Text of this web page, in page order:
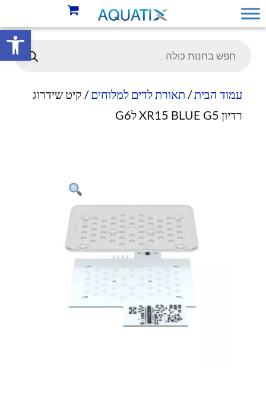
פתח
עמוד הבית/ תאורת לדים למלוחים/ קיט שידרוג
רדיון XR15 BLUE G5 לG6